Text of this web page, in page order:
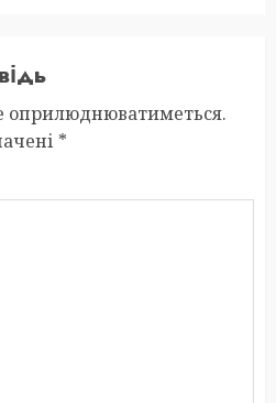
оприлюднюватиметься.
*